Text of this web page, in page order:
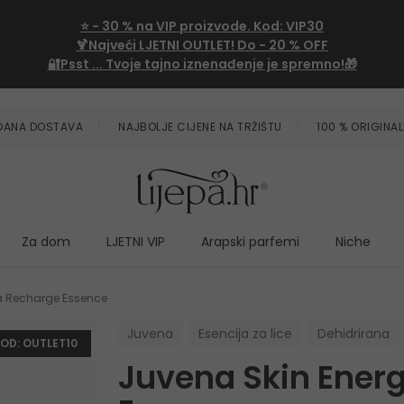
⭐ - 30 % na VIP proizvode. Kod: VIP30
🍹Najveći LJETNI OUTLET! Do - 20 % OFF
🔐Psst ... Tvoje tajno iznenađenje je spremno!🎁
DOSTAVA NAJBOLJE CIJENE NA TRŽIŠTU 100 %
Za dom LJETNI VIP Arapski parfemi Niche
Recharge Essence
OUTLET10
Juvena Esencija za lice Dehidrirana
Juvena Skin